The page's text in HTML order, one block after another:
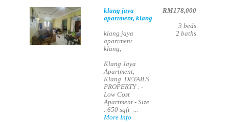
klang jaya
apartment, klang
klang jaya
apartment
klang,
Klang Jaya
Apartment,
Klang. DETAILS
PROPERTY : -
Low Cost
Apartment - Size
: 650 sqft -...
More Info
RM178,000
3 beds
2 baths